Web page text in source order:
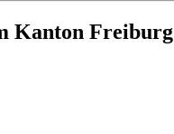
Kanton Freiburg